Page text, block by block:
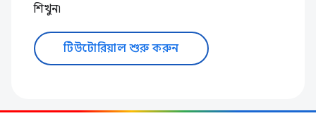
শিখুন৷
টিউটোরিয়াল শুরু করুন